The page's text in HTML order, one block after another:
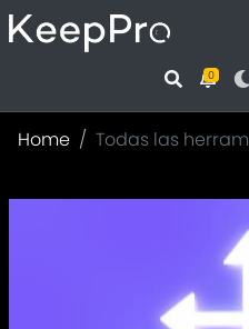
0
Home Todas las